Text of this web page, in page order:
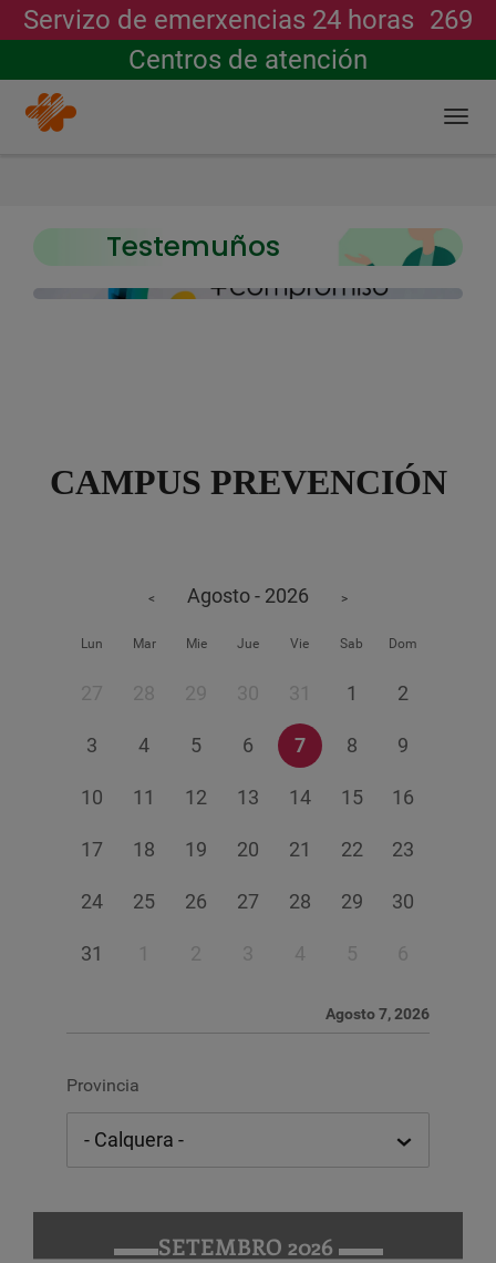
Servizo de emerxencias 24 horas 269
Centros de atención
Buscar
IMPORTANTES
DEL
Testemuños
CAMPUS PREVENCIÓN
< Agosto - 2026 >
Lun Mar Mie Jue Vie Sab Dom
27 28 29 30 31 1 2
3 4 5 6 7 8 9
10 11 12 13 14 15 16
17 18 19 20 21 22 23
24 25 26 27 28 29 30
31 1 2 3 4 5 6
Agosto 7, 2026
Provincia
SETEMBRO 2026